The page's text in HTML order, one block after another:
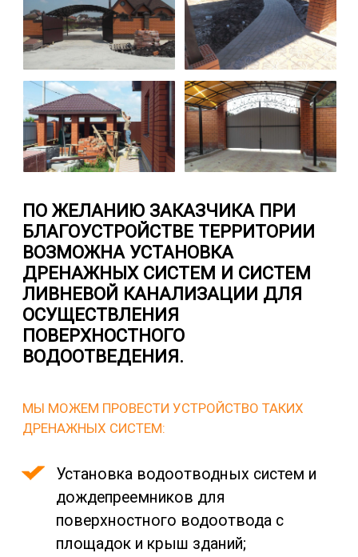
МЫ МОЖЕМ ПРОВЕСТИ УСТРОЙСТВО ТАКИХ
ДРЕНАЖНЫХ СИСТЕМ:
Установка водоотводных систем и
дождепреемников для
поверхностного водоотвода с
площадок и крыш зданий;
ПО ЖЕЛАНИЮ ЗАКАЗЧИКА ПРИ
БЛАГОУСТРОЙСТВЕ ТЕРРИТОРИИ
ВОЗМОЖНА УСТАНОВКА
ДРЕНАЖНЫХ СИСТЕМ И СИСТЕМ
ЛИВНЕВОЙ КАНАЛИЗАЦИИ ДЛЯ
ОСУЩЕСТВЛЕНИЯ
ПОВЕРХНОСТНОГО
ВОДООТВЕДЕНИЯ.